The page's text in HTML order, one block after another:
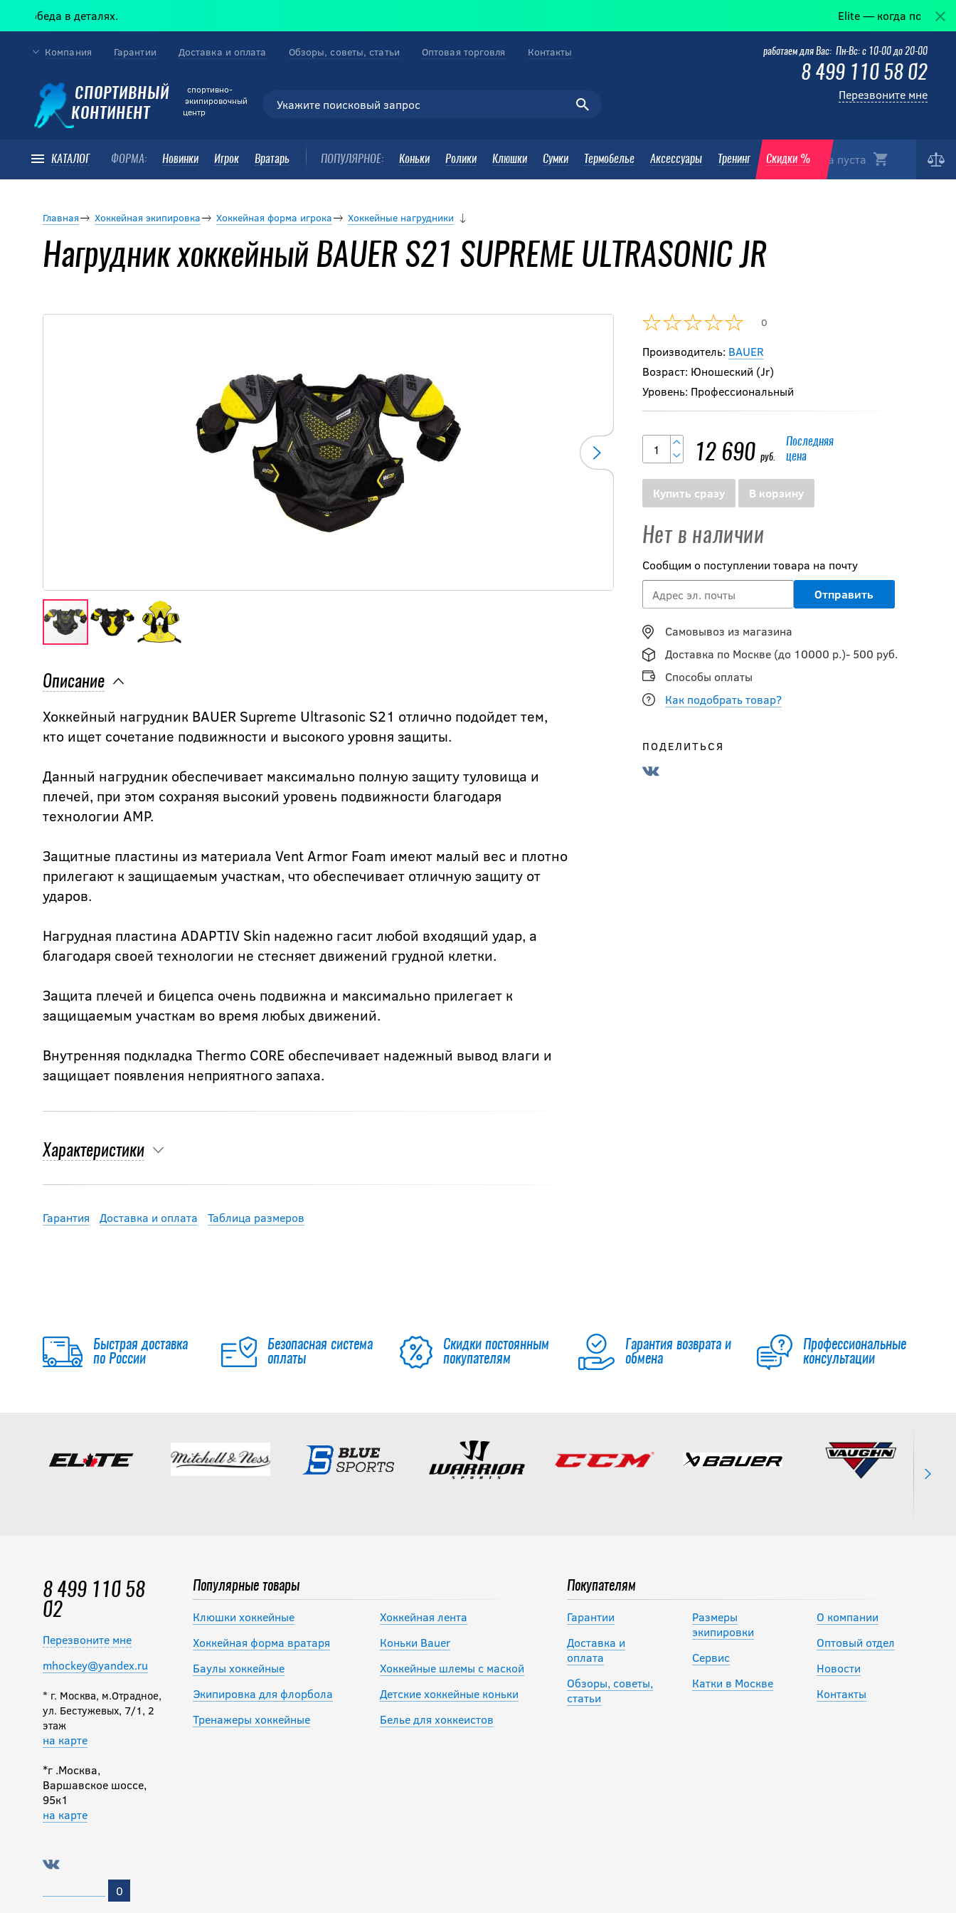
в деталях. Elite — когда победа в
СПОРТИВНЫЙ
КОНТИНЕНТ
cпортивно-
экипировочный
центр
Корзина пуста
КАТАЛОГ ФОРМА: Новинки Игрок Вратарь ПОПУЛЯРНОЕ: Коньки Ролики Клюшки Сумки Термобелье Аксессуары Тренинг Скидки %
Компания Гарантии Доставка и оплата Обзоры, советы, статьи Оптовая торговля Контакты работаем для Вас: Пн-Вс: с 10-00 до 20-00
8 499 110 58 02
Перезвоните мне
Главная Хоккейная экипировка Хоккейная форма игрока Хоккейные нагрудники
Нагрудник хоккейный BAUER S21 SUPREME ULTRASONIC JR
Описание
Хоккейный нагрудник BAUER Supreme Ultrasonic S21 отлично подойдет тем,
кто ищет сочетание подвижности и высокого уровня защиты.
Данный нагрудник обеспечивает максимально полную защиту туловища и
плечей, при этом сохраняя высокий уровень подвижности благодаря
технологии AMP.
Защитные пластины из материала Vent Armor Foam имеют малый вес и плотно
прилегают к защищаемым участкам, что обеспечивает отличную защиту от
ударов.
Нагрудная пластина ADAPTIV Skin надежно гасит любой входящий удар, а
благодаря своей технологии не стесняет движений грудной клетки.
Защита плечей и бицепса очень подвижна и максимально прилегает к
защищаемым участкам во время любых движений.
Внутренняя подкладка Thermo CORE обеспечивает надежный вывод влаги и
защищает появления неприятного запаха.
Характеристики
Гарантия Доставка и оплата Таблица размеров
0
Производитель: BAUER
Возраст: Юношеский (Jr)
Уровень: Профессиональный
12 690 руб.
Последняя
цена
Купить сразу В корзину
Нет в наличии
Сообщим о поступлении товара на почту
Самовывоз из магазина
Доставка по Москве (до 10000 р.)- 500 руб.
Способы оплаты
Как подобрать товар?
ПОДЕЛИТЬСЯ
Быстрая доставка
по России
Безопасная система
оплаты
Скидки постоянным
покупателям
Гарантия возврата и
обмена
Профессиональные
консультации
8 499 110 58
02
Перезвоните мне
mhockey@yandex.ru
* г. Москва, м.Отрадное,
ул. Бестужевых, 7/1, 2
этаж
на карте
*г .Москва,
Варшавское шоссе,
95к1
на карте
0
Популярные товары
Клюшки хоккейные
Хоккейная форма вратаря
Баулы хоккейные
Экипировка для флорбола
Тренажеры хоккейные
Хоккейная лента
Коньки Bauer
Хоккейные шлемы с маской
Детские хоккейные коньки
Белье для хоккеистов
Покупателям
Гарантии
Доставка и
оплата
Обзоры, советы,
статьи
Размеры
экипировки
Сервис
Катки в Москве
О компании
Оптовый отдел
Новости
Контакты